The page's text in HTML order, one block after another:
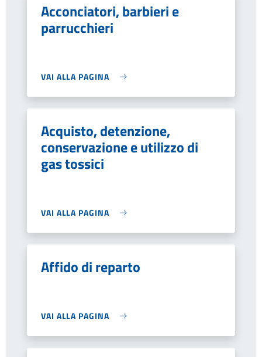
Acconciatori, barbieri e
parrucchieri
VAI ALLA PAGINA
Acquisto, detenzione,
conservazione e utilizzo di
gas tossici
VAI ALLA PAGINA
Affido di reparto
VAI ALLA PAGINA